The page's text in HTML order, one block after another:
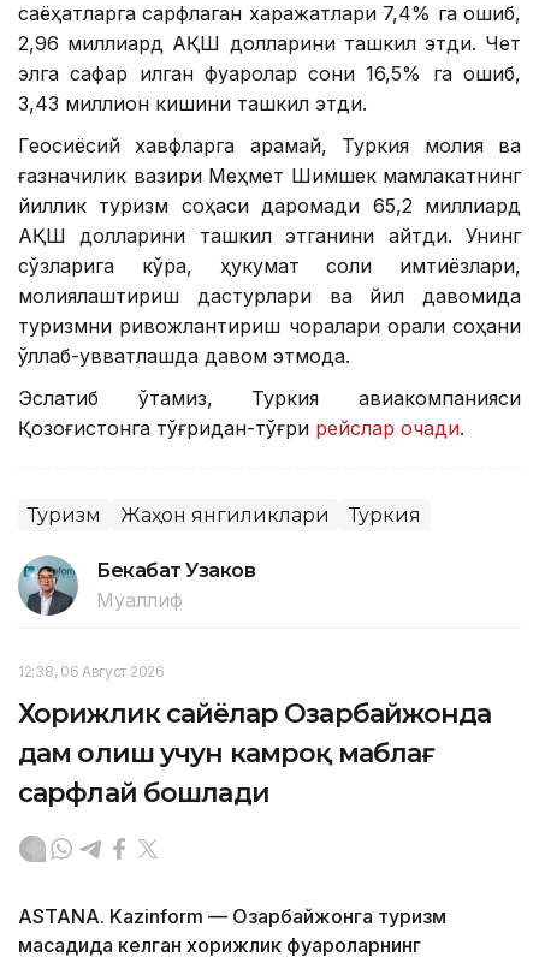
саёҳатларга сарфлаган харажатлари 7,4% га ошиб,
2,96 миллиард АҚШ долларини ташкил этди. Чет
элга сафар қилган фуқаролар сони 16,5% га ошиб,
3,43 миллион кишини ташкил этди.
Геосиёсий хавфларга қарамай, Туркия молия ва
ғазначилик вазири Меҳмет Шимшек мамлакатнинг
йиллик туризм соҳаси даромади 65,2 миллиард
АҚШ долларини ташкил этганини айтди. Унинг
сўзларига кўра, ҳукумат солиқ имтиёзлари,
молиялаштириш дастурлари ва йил давомида
туризмни ривожлантириш чоралари орқали соҳани
қўллаб-қувватлашда давом этмоқда.
Эслатиб ўтамиз, Туркия авиакомпанияси
Қозоғистонга тўғридан-тўғри рейслар очади.
Туризм Жаҳон янгиликлари Туркия
Бекабат Узаков
Муаллиф
12:38, 06 Август 2026
Хорижлик сайёҳлар Озарбайжонда
дам олиш учун камроқ маблағ
сарфлай бошлади
ASTANA. Kazinform — Озарбайжонга туризм
мақсадида келган хорижлик фуқароларнинг